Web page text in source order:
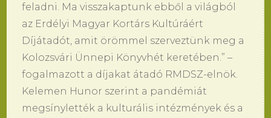
feladni. Ma visszakaptunk ebből a világból
az Erdélyi Magyar Kortárs Kultúráért
Díjátadót, amit örömmel szerveztünk meg a
Kolozsvári Ünnepi Könyvhét keretében.” –
fogalmazott a díjakat átadó RMDSZ-elnök.
Kelemen Hunor szerint a pandémiát
megsínylették a kulturális intézmények és a